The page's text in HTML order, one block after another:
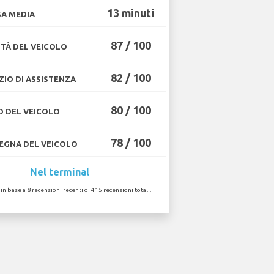
MEDIA 13 minuti
DEL VEICOLO 87 / 100
DI ASSISTENZA 82 / 100
DEL VEICOLO 80 / 100
DEL VEICOLO 78 / 100
Nel terminal
base a 8 recensioni recenti di 415 recensioni totali.